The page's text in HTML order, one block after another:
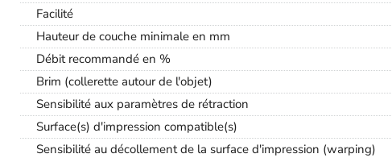
Facilité
Hauteur de couche minimale en mm
Débit recommandé en %
Brim (collerette autour de l'objet)
Sensibilité aux paramètres de rétraction
Surface(s) d'impression compatible(s)
Sensibilité au décollement de la surface d'impression (warping)